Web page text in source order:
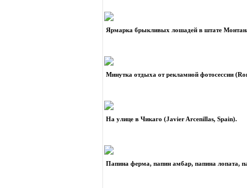
Ярмарка брыкливых лошадей в штате
Минутка отдыха от рекламной фотосессии
На улице в Чикаго (Javier Arcenillas, Spain).
Папина ферма, папин амбар, папина лопата,